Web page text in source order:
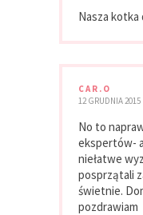
Nasza
CAR.O
12 GRUDNIA 2015
No to
ekspertów-
niełatwe
posprzątali
świetnie.
pozdrawiam